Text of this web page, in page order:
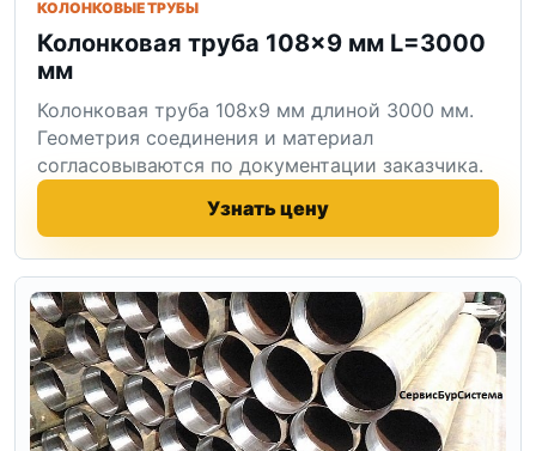
КОЛОНКОВЫЕ ТРУБЫ
Колонковая труба 108×9 мм L=3000
мм
Колонковая труба 108x9 мм длиной 3000 мм.
Геометрия соединения и материал
согласовываются по документации заказчика.
Узнать цену